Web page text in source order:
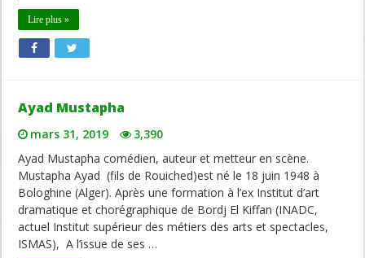
Lire plus »
Ayad Mustapha
mars 31, 2019
3,390
Ayad Mustapha comédien, auteur et metteur en scène.
Mustapha Ayad (fils de Rouiched)est né le 18 juin 1948 à
Bologhine (Alger). Après une formation à l’ex Institut d’art
dramatique et chorégraphique de Bordj El Kiffan (INADC,
actuel Institut supérieur des métiers des arts et spectacles,
ISMAS), A l’issue de ses …